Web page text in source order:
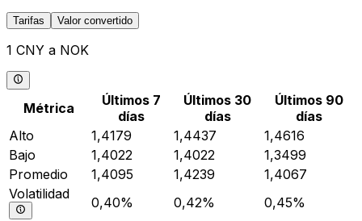
Tarifas Valor convertido
1 CNY a NOK
Métrica
Últimos 7
días
Últimos 30
días
Últimos 90
días
Alto
1,4179 1,4437
1,4616
Bajo
1,4022 1,4022
1,3499
Promedio
1,4095 1,4239
1,4067
Volatilidad
0,40% 0,42% 0,45%